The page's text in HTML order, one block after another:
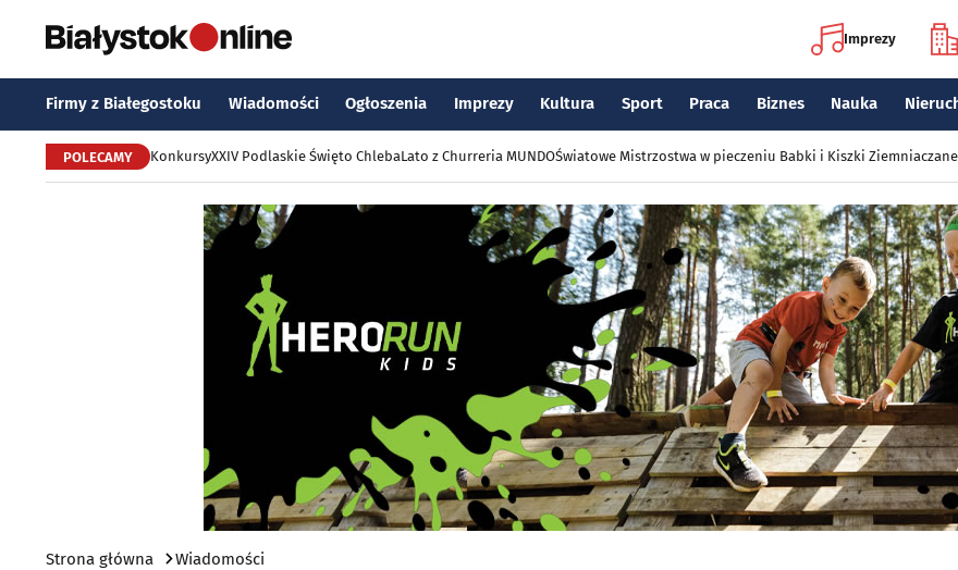
Imprezy
Firmy z Białegostoku Wiadomości Ogłoszenia Imprezy Kultura Sport Praca Biznes Nauka
POLECAMY KonkursyXXIV Podlaskie Święto ChlebaLato z Churreria MUNDOŚwiatowe Mistrzostwa w pieczeniu Babki i Kiszki
Strona główna Wiadomości